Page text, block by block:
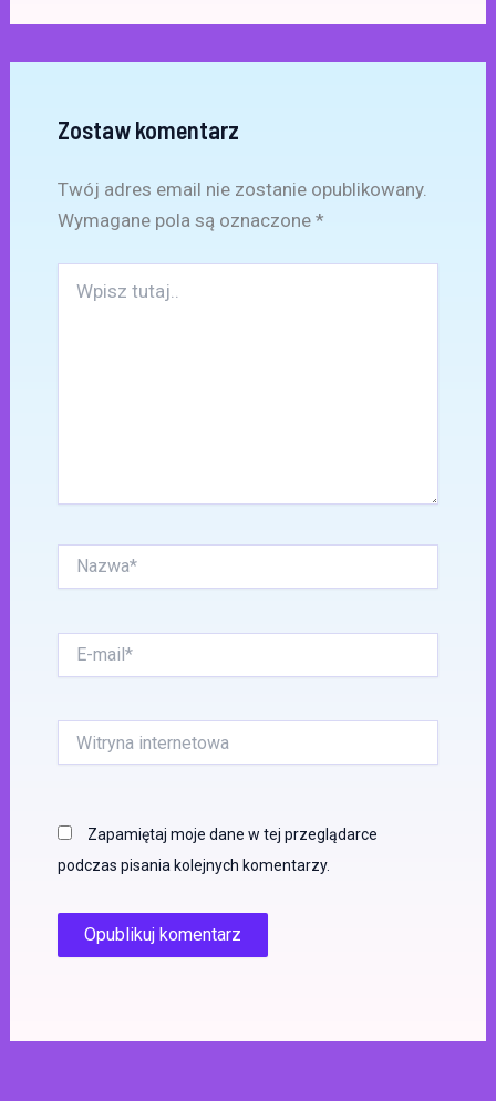
Zostaw komentarz
Twój adres email nie zostanie opublikowany.
Wymagane pola są oznaczone *
tutaj..
mail*
internetowa
Zapamiętaj moje dane w tej przeglądarce
podczas pisania kolejnych komentarzy.